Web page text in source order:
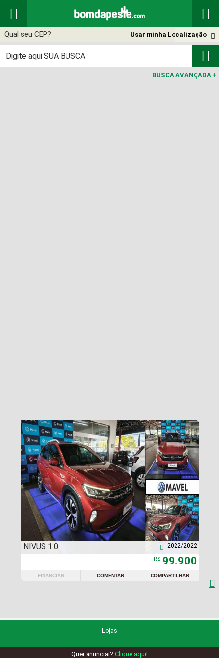
 

Usar minha Localização

BUSCA AVANÇADA +
NIVUS 1.0 2022/2022

R$ 99.900
FINANCIAR COMENTAR COMPARTILHAR

Lojas
Quer anunciar? Clique aqui!